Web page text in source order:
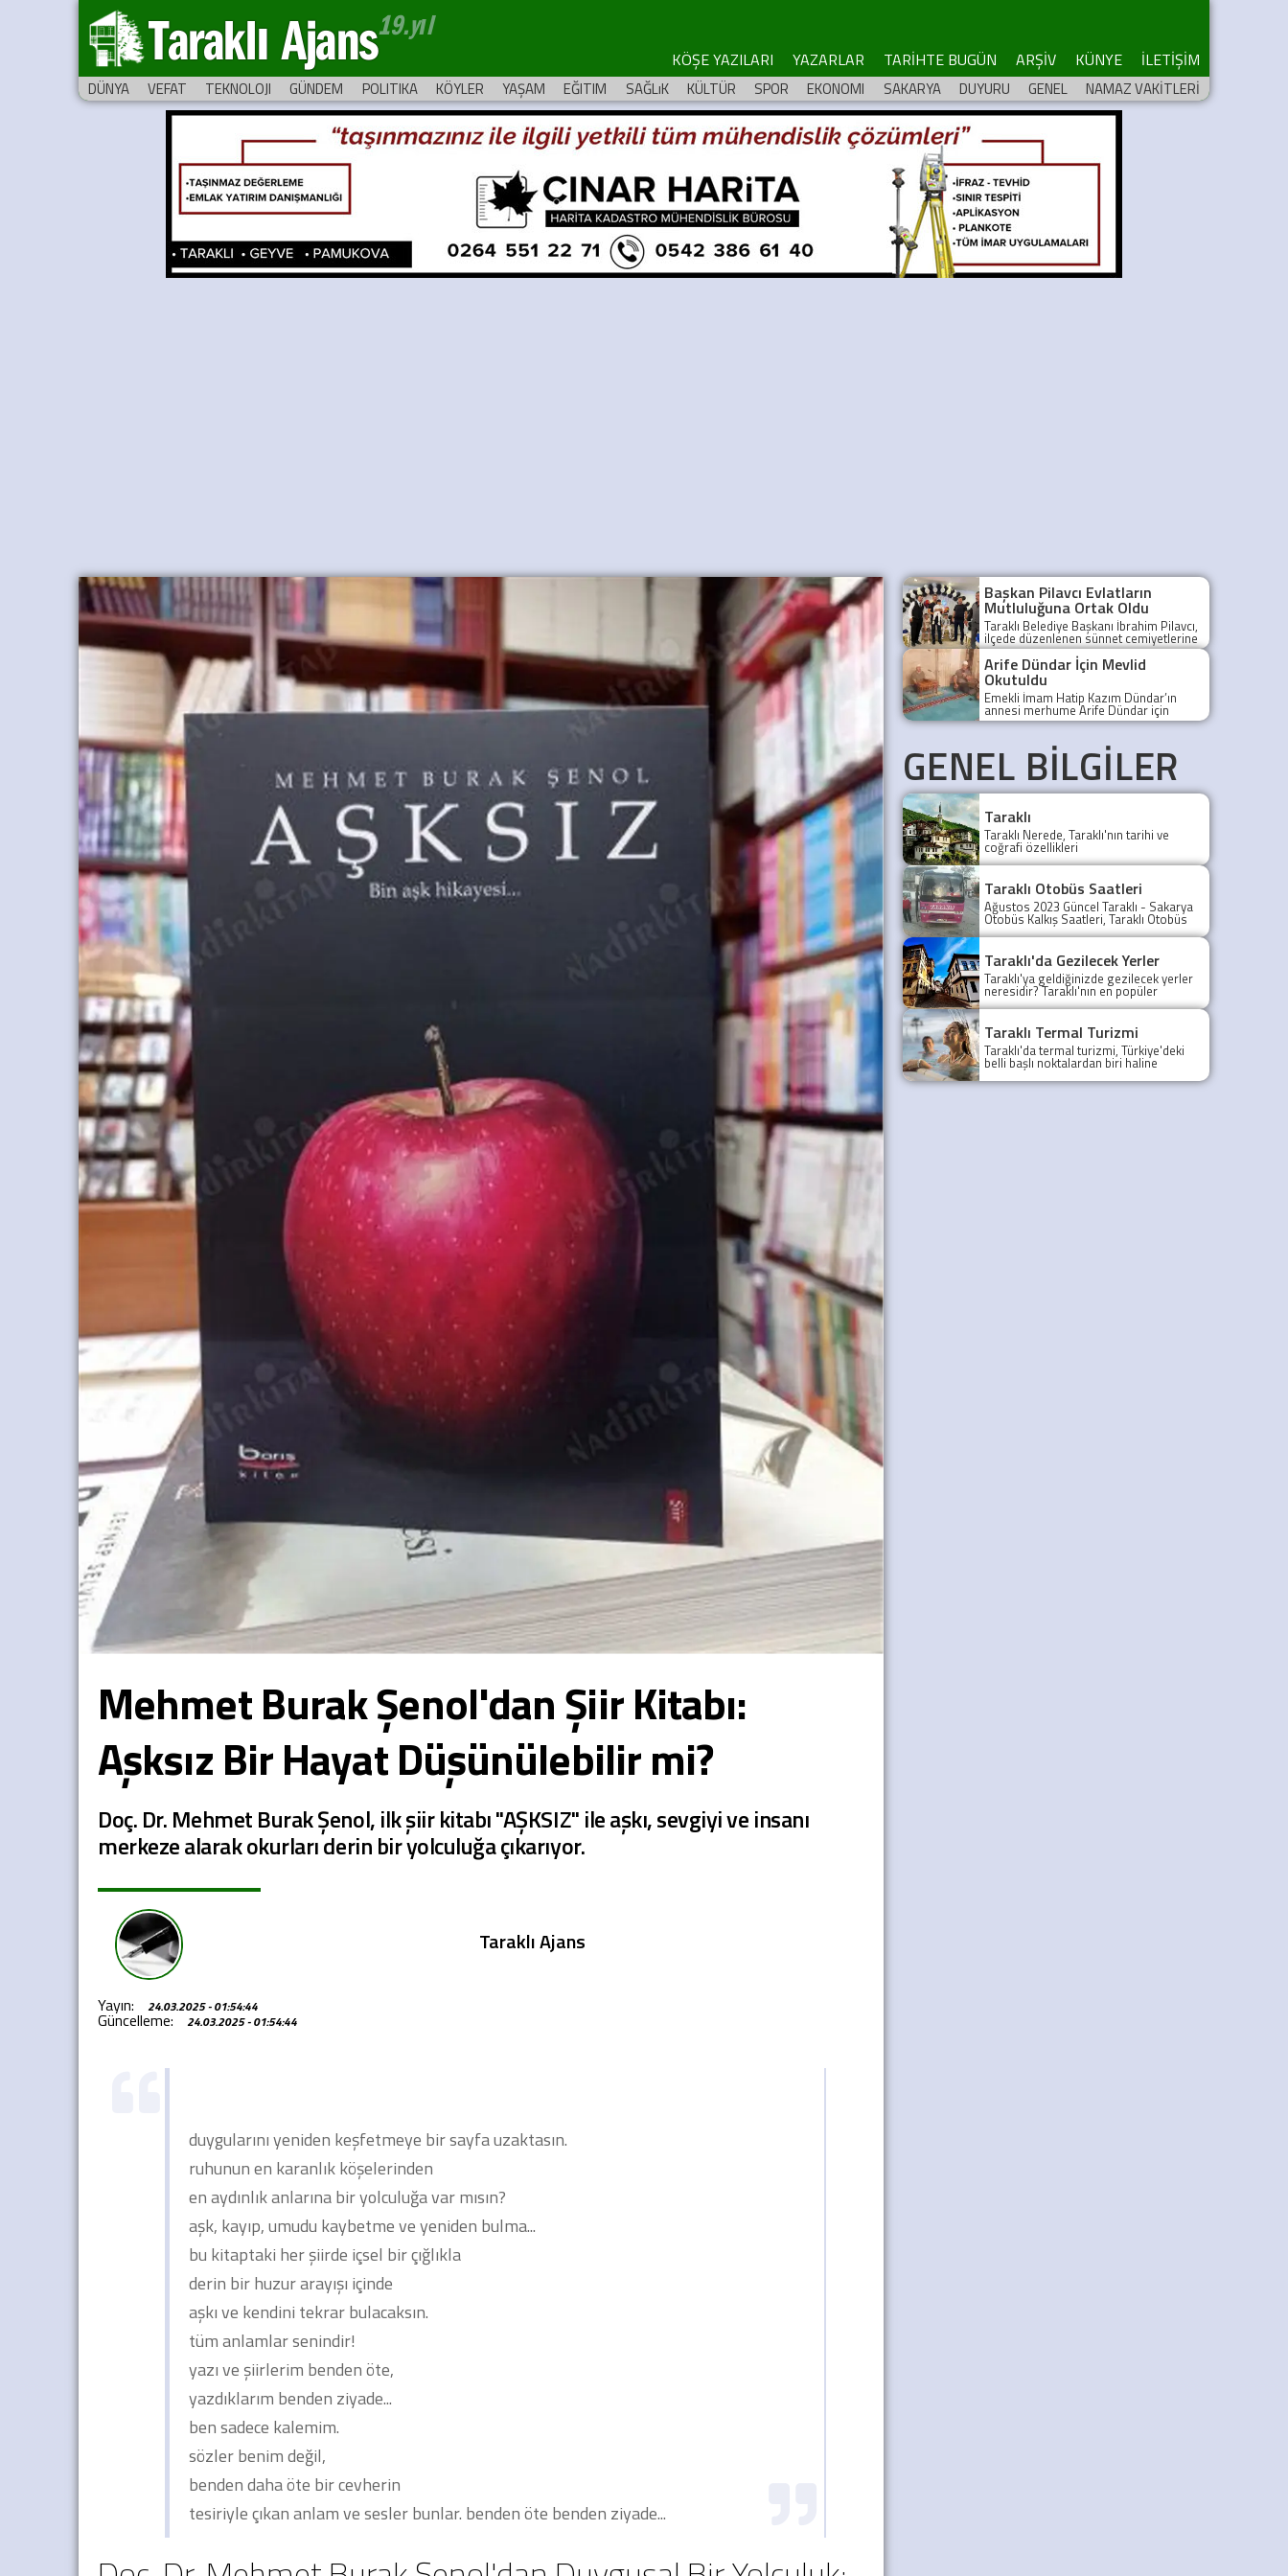
Taraklı Ajans KÖŞE YAZILARI YAZARLAR TARİHTE BUGÜN ARŞİV KÜNYE İLETİŞİM
DÜNYA VEFAT TEKNOLOJI GÜNDEM POLITIKA KÖYLER YAŞAM EĞITIM SAĞLıK KÜLTÜR SPOR EKONOMI SAKARYA DUYURU GENEL NAMAZ VAKİTLERİ
Mehmet Burak Şenol'dan Şiir Kitabı:
Aşksız Bir Hayat Düşünülebilir mi?
Doç. Dr. Mehmet Burak Şenol, ilk şiir kitabı "AŞKSIZ" ile aşkı, sevgiyi ve insanı
merkeze alarak okurları derin bir yolculuğa çıkarıyor.
Taraklı Ajans
Yayın: 24.03.2025 - 01:54:44
Güncelleme: 24.03.2025 - 01:54:44
duygularını yeniden keşfetmeye bir sayfa uzaktasın.
ruhunun en karanlık köşelerinden
en aydınlık anlarına bir yolculuğa var mısın?
aşk, kayıp, umudu kaybetme ve yeniden bulma...
bu kitaptaki her şiirde içsel bir çığlıkla
derin bir huzur arayışı içinde
aşkı ve kendini tekrar bulacaksın.
tüm anlamlar senindir!
yazı ve şiirlerim benden öte,
yazdıklarım benden ziyade...
ben sadece kalemim.
sözler benim değil,
benden daha öte bir cevherin
tesiriyle çıkan anlam ve sesler bunlar. benden öte benden ziyade...
Başkan Pilavcı Evlatların
Mutluluğuna Ortak Oldu
Taraklı Belediye Başkanı İbrahim Pilavcı,
ilçede düzenlenen sünnet cemiyetlerine
katılarak Pektaş, Doğru ve Ak ailelerinin
mutluluğuna ortak oldu.
Arife Dündar İçin Mevlid
Okutuldu
Emekli İmam Hatip Kazım Dündar’ın
annesi merhume Arife Dündar için
Yunuspaşa Camii'nde Mevlid-i Şerif
GENEL BİLGİLER
Taraklı
Taraklı Nerede, Taraklı'nın tarihi ve
coğrafi özellikleri
Taraklı Otobüs Saatleri
Ağustos 2023 Güncel Taraklı - Sakarya
Otobüs Kalkış Saatleri, Taraklı Otobüs
Saatler 2021, Taraklı Otobüs Tarifesi,
Taraklı - Sakarya Son Otobüs Ne
zaman? Sakarya Taraklı İlk Otobüs Ne
Zaman, Sakarya Taraklı Otobüs Saatleri,
Taraklı Koop Otobüs Saatleri
Taraklı'da Gezilecek Yerler
Taraklı'ya geldiğinizde gezilecek yerler
neresidir? Taraklı'nın en popüler
gezilecek yerleri yazımızda.
Taraklı Termal Turizmi
Taraklı'da termal turizmi, Türkiye'deki
belli başlı noktalardan biri haline
gelmiştir.